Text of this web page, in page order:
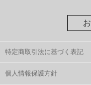
特定商取引法に基づく表記
個人情報保護方針